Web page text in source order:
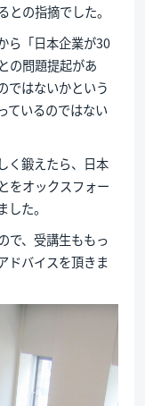
の指摘でした。
ら「日本企業が30
の問題提起があ
ではないかという
ているのではない
く鍛えたら、日本
をオックスフォー
た。
で、受講生ももっ
ドバイスを頂きま